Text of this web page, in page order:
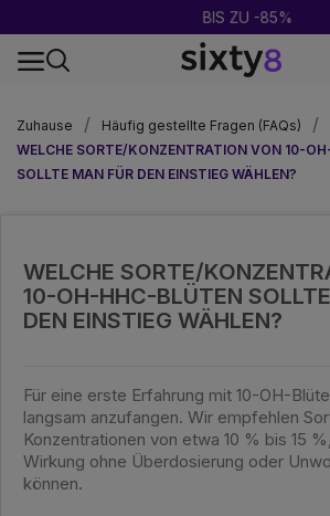
BIS ZU -85%
Zuhause
Häufig gestellte Fragen (FAQs)
WELCHE SORTE/KONZENTRATION VON 10-
SOLLTE MAN FÜR DEN EINSTIEG WÄHLEN?
WELCHE SORTE/
10-OH-HHC-BLÜTEN
DEN EINSTIEG WÄHLEN?
Für eine erste Erfahrung mit 10-OH-
langsam anzufangen. Wir empfehlen
Konzentrationen von etwa 10 % bis 15
Wirkung ohne Überdosierung oder
können.